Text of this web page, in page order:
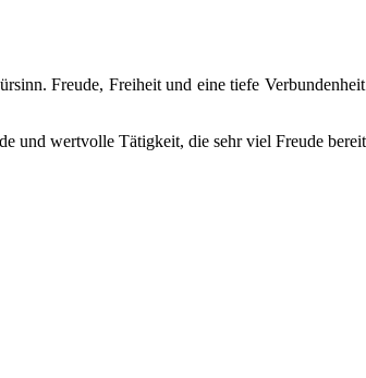
Freude, Freiheit und eine tiefe
und wertvolle Tätigkeit, die sehr viel Freude